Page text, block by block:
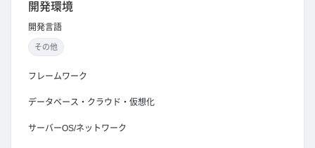
開発環境
開発言語
その他
フレームワーク
データベース・クラウド・仮想化
サーバーOS/ネットワーク